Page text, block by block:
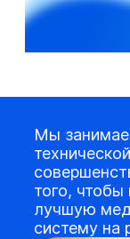
Мы
того, чтобы
лучшую
систему на